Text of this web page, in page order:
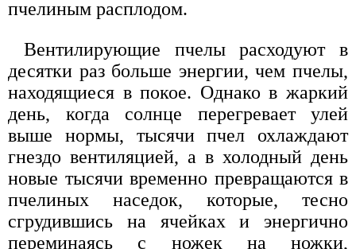
пчелиным расплодом.
Вентилирующие пчелы расходуют в
десятки раз больше энергии, чем пчелы,
находящиеся в покое. Однако в жаркий
день, когда солнце перегревает улей
выше нормы, тысячи пчел охлаждают
гнездо вентиляцией, а в холодный день
новые тысячи временно превращаются в
пчелиных наседок, которые, тесно
сгрудившись на ячейках и энергично
переминаясь с ножек на ножки,